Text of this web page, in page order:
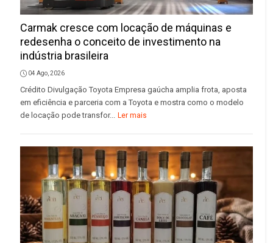
Carmak cresce com locação de máquinas e
redesenha o conceito de investimento na
indústria brasileira
04 Ago, 2026
Crédito Divulgação Toyota Empresa gaúcha amplia frota, aposta
em eficiência e parceria com a Toyota e mostra como o modelo
de locação pode transfor... Ler mais